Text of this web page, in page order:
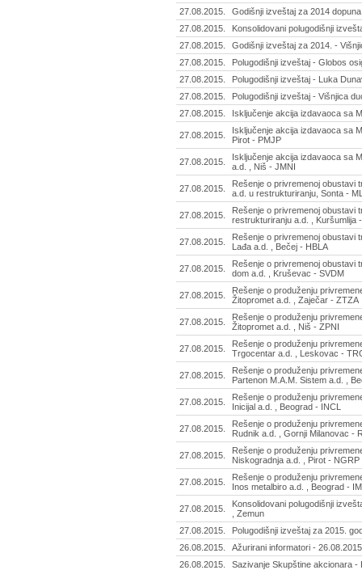
27.08.2015.
Godišnji izveštaj za 2014
27.08.2015.
Konsolidovani polugodišnji
27.08.2015.
Godišnji izveštaj za 2014. -
27.08.2015.
Polugodišnji izveštaj - Globos
27.08.2015.
Polugodišnji izveštaj - Luka
27.08.2015.
Polugodišnji izveštaj - Višnjica
27.08.2015.
Isključenje akcija izdavaoca sa
27.08.2015.
Isključenje akcija izdavaoca sa
Pirot - PMJP
27.08.2015.
Isključenje akcija izdavaoca sa
a.d. , Niš - JMNI
27.08.2015.
Rešenje o privremenoj obustavi
a.d. u restrukturiranju, Sonta -
27.08.2015.
Rešenje o privremenoj obustavi
restrukturiranju a.d. , Kuršumlija
27.08.2015.
Rešenje o privremenoj obustavi
Lađa a.d. , Bečej - HBLA
27.08.2015.
Rešenje o privremenoj obustavi
dom a.d. , Kruševac - SVDM
27.08.2015.
Rešenje o produženju
Žitopromet a.d. , Zaječar - ZTZA
27.08.2015.
Rešenje o produženju
Žitopromet a.d. , Niš - ZPNI
27.08.2015.
Rešenje o produženju
Trgocentar a.d. , Leskovac -
27.08.2015.
Rešenje o produženju
Partenon M.A.M. Sistem a.d. ,
27.08.2015.
Rešenje o produženju
Inicijal a.d. , Beograd - INCL
27.08.2015.
Rešenje o produženju
Rudnik a.d. , Gornji Milanovac -
27.08.2015.
Rešenje o produženju
Niskogradnja a.d. , Pirot - NGRP
27.08.2015.
Rešenje o produženju
Inos metalbiro a.d. , Beograd -
27.08.2015.
Konsolidovani polugodišnji
, Zemun
27.08.2015.
Polugodišnji izveštaj za 2015.
26.08.2015.
Ažurirani informatori - 26.08.2015
26.08.2015.
Sazivanje Skupštine akcionara -